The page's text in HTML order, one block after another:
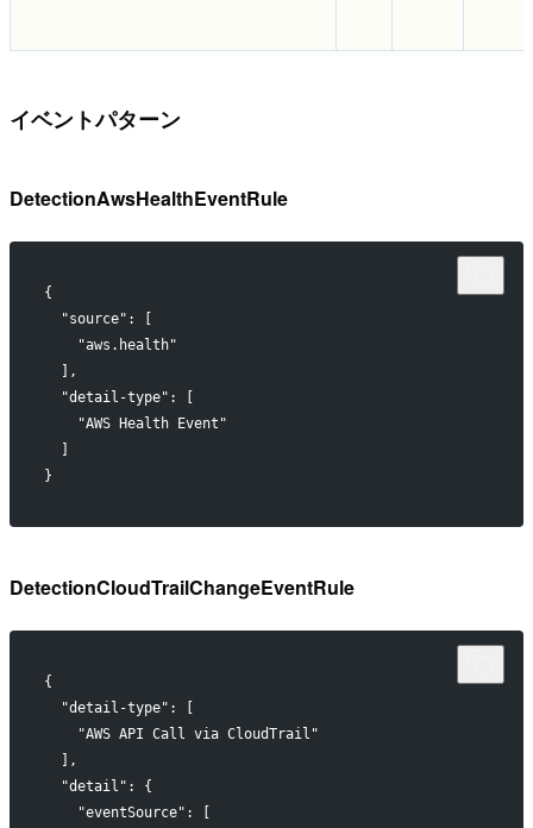
イベントパターン
DetectionAwsHealthEventRule
{
  "source": [
    "aws.health"
  ],
  "detail-type": [
    "AWS Health Event"
  ]
}
DetectionCloudTrailChangeEventRule
{
  "detail-type": [
    "AWS API Call via CloudTrail"
  ],
  "detail": {
    "eventSource": [